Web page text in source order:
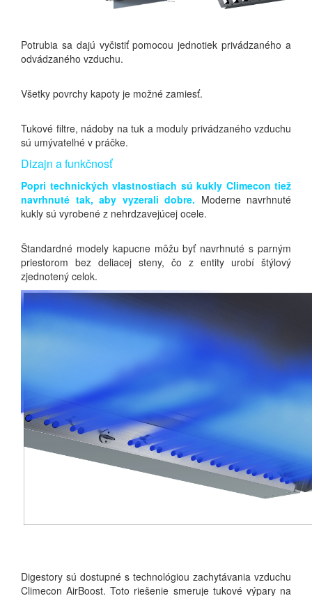
Potrubia sa dajú vyčistiť pomocou jednotiek privádzaného a
odvádzaného vzduchu.
Všetky povrchy kapoty je možné zamiesť.
Tukové filtre, nádoby na tuk a moduly privádzaného vzduchu
sú umývateľné v práčke.
Dizajn a funkčnosť
Popri technických vlastnostiach sú kukly Climecon tiež
navrhnuté tak, aby vyzerali dobre. Moderne navrhnuté
kukly sú vyrobené z nehrdzavejúcej ocele.
Štandardné modely kapucne môžu byť navrhnuté s parným
priestorom bez deliacej steny, čo z entity urobí štýlový
zjednotený celok.
Digestory sú dostupné s technológiou zachytávania vzduchu
Climecon AirBoost. Toto riešenie smeruje tukové výpary na